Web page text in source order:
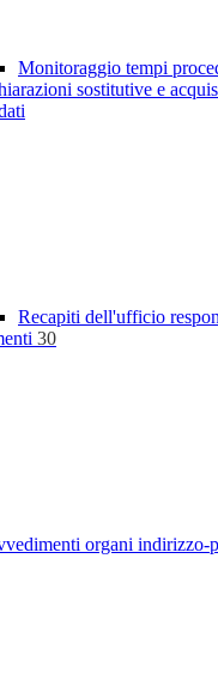
Monitoraggio tempi
sostitutive e
Recapiti dell'ufficio
30
organi indirizzo-